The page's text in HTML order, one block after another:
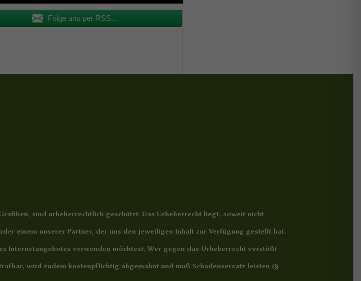
Folge uns per RSS...
sind urheberrechtlich geschützt. Das Urheberrecht liegt, soweit nicht
einem unserer Partner, der uns den jeweiligen Inhalt zur Verfügung gestellt hat.
Internetangebotes verwenden möchtest. Wer gegen das Urheberrecht verstößt
wird zudem kostenpflichtig abgemahnt und muß Schadensersatz leisten (§